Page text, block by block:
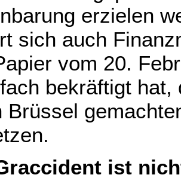
erzielen
sich auch
vom 20.
bekräftigt hat,
Brüssel
ist